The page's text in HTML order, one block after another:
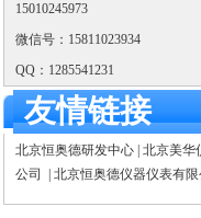
15010245973
微信号：15811023934
QQ：1285541231
友情链接
北京恒奥德研发中心| 北京美华
公司
北京恒奥德仪器仪表有